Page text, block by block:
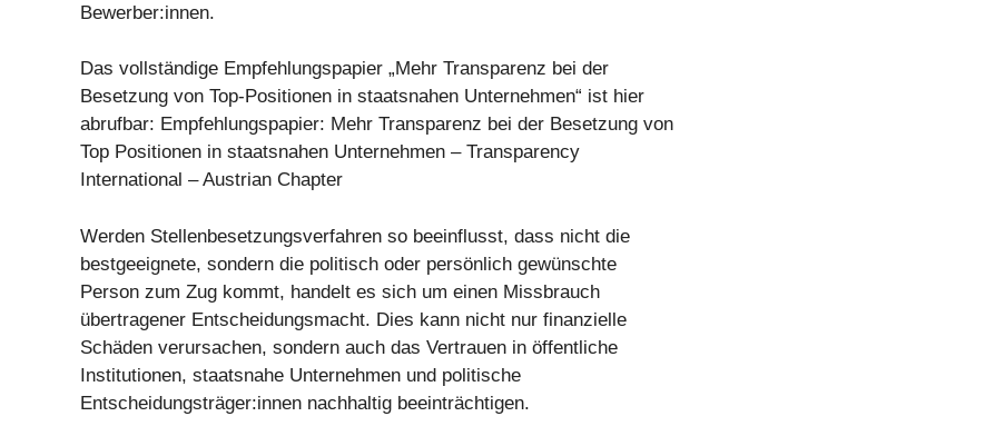
Bewerber:innen.
Das vollständige Empfehlungspapier „Mehr Transparenz bei der
Besetzung von Top-Positionen in staatsnahen Unternehmen“ ist hier
abrufbar: Empfehlungspapier: Mehr Transparenz bei der Besetzung von
Top Positionen in staatsnahen Unternehmen – Transparency
International – Austrian Chapter
Werden Stellenbesetzungsverfahren so beeinflusst, dass nicht die
bestgeeignete, sondern die politisch oder persönlich gewünschte
Person zum Zug kommt, handelt es sich um einen Missbrauch
übertragener Entscheidungsmacht. Dies kann nicht nur finanzielle
Schäden verursachen, sondern auch das Vertrauen in öffentliche
Institutionen, staatsnahe Unternehmen und politische
Entscheidungsträger:innen nachhaltig beeinträchtigen.